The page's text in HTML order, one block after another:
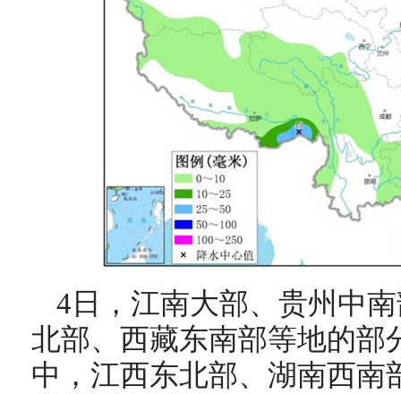
4日，江南大部、贵州中
北部、西藏东南部等地的部
中，江西东北部、湖南西南